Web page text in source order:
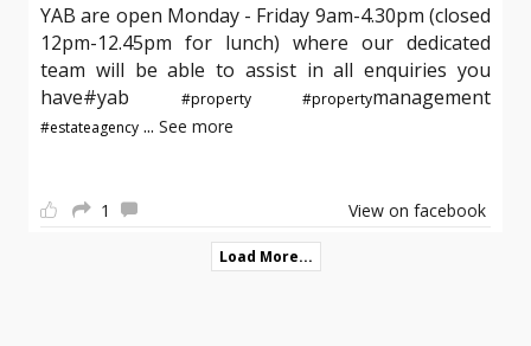
YAB are open Monday - Friday 9am-4.30pm (closed
12pm-12.45pm for lunch) where our dedicated
team will be able to assist in all enquiries you
have#yab
#property #propertymanagement
#estateagency ... See more
1 View on facebook
Load More...